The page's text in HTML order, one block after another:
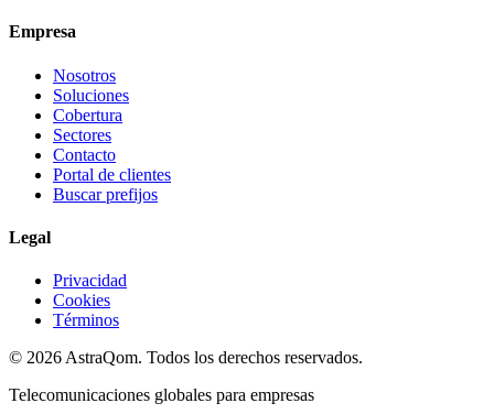
Empresa
Nosotros
Soluciones
Cobertura
Sectores
Contacto
Portal de clientes
Buscar prefijos
Legal
Privacidad
Cookies
Términos
© 2026 AstraQom. Todos los derechos reservados.
Telecomunicaciones globales para empresas